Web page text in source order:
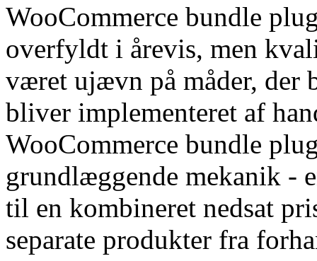
WooCommerce bundle
overfyldt i årevis, men
været ujævn på måder, der
bliver implementeret af
WooCommerce bundle
grundlæggende mekanik -
til en kombineret nedsat
separate produkter fra